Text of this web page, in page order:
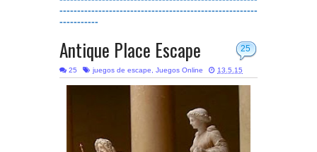
--------------------------------------------------------
-----------
25
Antique Place Escape
25 juegos de escape, Juegos Online 13.5.15